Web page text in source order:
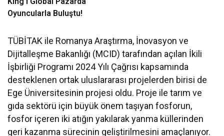
Oyuncularla Buluştu!
TÜBİTAK ile Romanya Araştırma, İnovasyon ve
Dijitalleşme Bakanlığı (MCID) tarafından açılan İkili
İşbirliği Programı 2024 Yılı Çağrısı kapsamında
desteklenen ortak uluslararası projelerden birisi de
Ege Üniversitesinin projesi oldu. Proje ile tarım ve
gıda sektörü için büyük önem taşıyan fosforun,
fosfor içeren iki atığın yakılarak yanma küllerinden
geri kazanma sürecinin geliştirilmesini amaçlanıyor.